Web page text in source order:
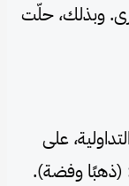
وبذلك، حلّت
على
(ذهبًا وفضة).